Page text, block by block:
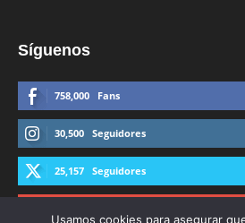
Síguenos
758,000 Fans
30,500 Seguidores
25,157 Seguidores
Usamos cookies para asegurar